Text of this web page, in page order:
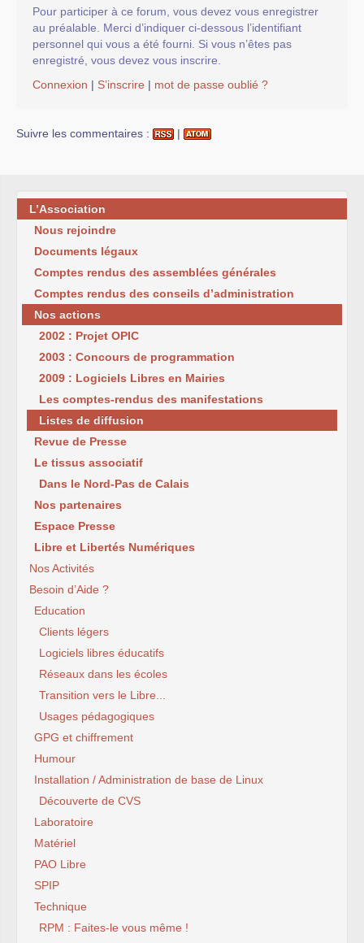
Pour participer à ce forum, vous devez vous enregistrer
au préalable. Merci d’indiquer ci-dessous l’identifiant
personnel qui vous a été fourni. Si vous n’êtes pas
enregistré, vous devez vous inscrire.
Connexion | S’inscrire | mot de passe oublié ?
Suivre les commentaires : |
L’Association
Nous rejoindre
Documents légaux
Comptes rendus des assemblées générales
Comptes rendus des conseils d’administration
Nos actions
2002 : Projet OPIC
2003 : Concours de programmation
2009 : Logiciels Libres en Mairies
Les comptes-rendus des manifestations
Listes de diffusion
Revue de Presse
Le tissus associatif
Dans le Nord-Pas de Calais
Nos partenaires
Espace Presse
Libre et Libertés Numériques
Nos Activités
Besoin d’Aide ?
Education
Clients légers
Logiciels libres éducatifs
Réseaux dans les écoles
Transition vers le Libre...
Usages pédagogiques
GPG et chiffrement
Humour
Installation / Administration de base de Linux
Découverte de CVS
Laboratoire
Matériel
PAO Libre
SPIP
Technique
RPM : Faites-le vous même !